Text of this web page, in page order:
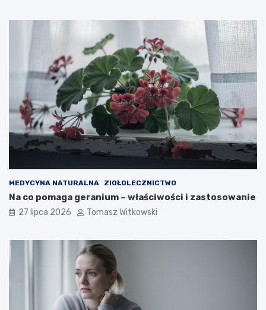
MEDYCYNA NATURALNA ZIOŁOLECZNICTWO
Na co pomaga geranium – właściwości i zastosowanie
27 lipca 2026 Tomasz Witkowski